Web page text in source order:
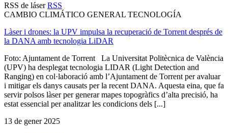
RSS de láserRSS
CAMBIO CLIMÁTICO GENERAL TECNOLOGÍA
Làser i drones: la UPV impulsa la recuperació de Torrent després de
la DANA amb tecnologia LiDAR
Foto: Ajuntament de Torrent La Universitat Politècnica de València
(UPV) ha desplegat tecnologia LIDAR (Light Detection and
Ranging) en col·laboració amb l’Ajuntament de Torrent per avaluar
i mitigar els danys causats per la recent DANA. Aquesta eina, que fa
servir polsos làser per generar mapes topogràfics d’alta precisió, ha
estat essencial per analitzar les condicions dels [...]
13 de gener 2025